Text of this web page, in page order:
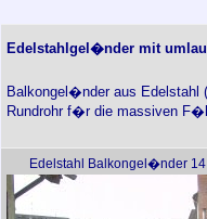
Edelstahlgel�nder mit
Balkongel�nder aus Edelstahl
Rundrohr f�r die massiven
Edelstahl Balkongel�nder 14